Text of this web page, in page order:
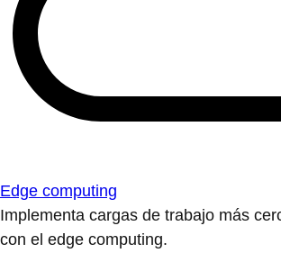
Edge computing
Implementa cargas de trabajo más
con el edge computing.